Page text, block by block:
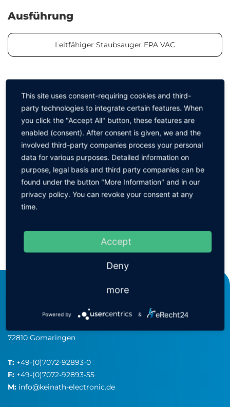
Ausführung
Leitfähiger Staubsauger EPA VAC
ZURÜCK ZUR GRUPPE
Zubehör
ZUBEHÖR LEITFÄHIGER ESD-STAUBSAUGER
EPA VAC
consulting & equipment
72810 Gomaringen
T: +49-(0)7072-92893-0
F: +49-(0)7072-92893-55
M: info@keinath-electronic.de
This site uses consent-requiring cookies and third-
party technologies to integrate certain features. When
you click the "Accept All" button, these features are
enabled (consent). After consent is given, we and the
involved third-party companies process your personal
data for various purposes. Detailed information on
purpose, legal basis and third party companies can be
found under the button "More Information" and in our
privacy policy. You can revoke your consent at any
time.
Accept
Deny
more
Powered by &